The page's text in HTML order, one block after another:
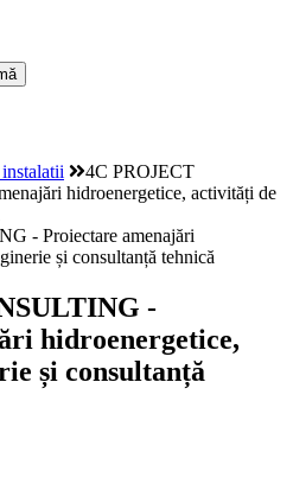
4C PROJECT
hidroenergetice, activități de
-
hidroenergetice,
și consultanță